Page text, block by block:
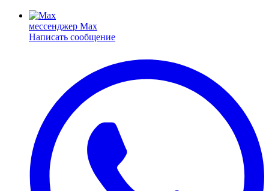
мессенджер Max
Написать сообщение